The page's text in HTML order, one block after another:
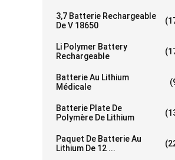
3,7 Batterie Rechargeable
De V 18650
Li Polymer Battery
Rechargeable
Batterie Au Lithium
Médicale
Batterie Plate De
Polymère De Lithium
Paquet De Batterie Au
Lithium De 12 ...